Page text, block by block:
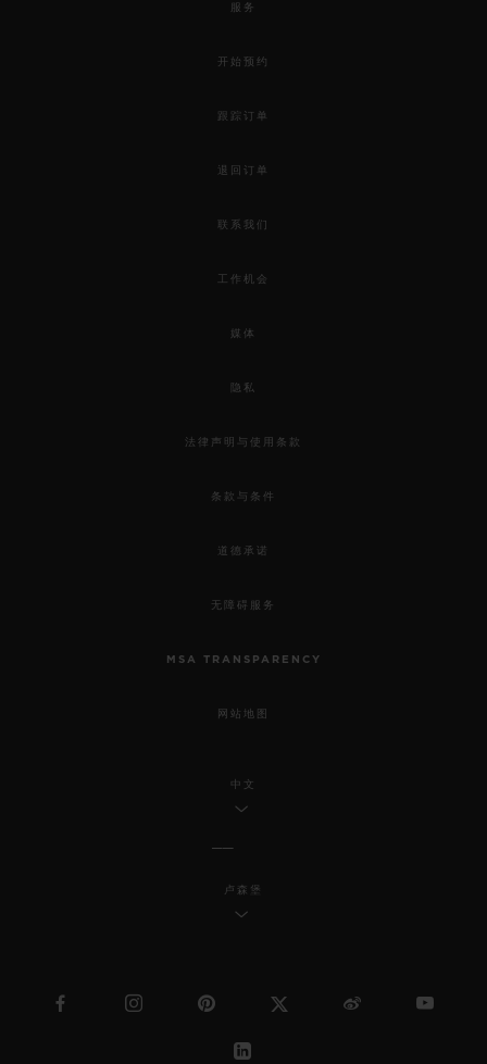
服务
开始预约
跟踪订单
退回订单
联系我们
工作机会
媒体
隐私
法律声明与使用条款
条款与条件
道德承诺
无障碍服务
MSA TRANSPARENCY
网站地图
中文
卢森堡